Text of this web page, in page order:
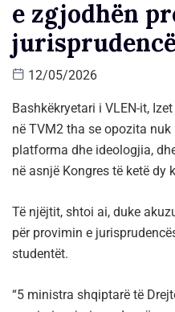
e zgjodhën
12/05/2026
Bashkëkryetari i VLEN-it,
në TVM2 tha se opozita
platforma dhe ideologjia,
në asnjë Kongres të ketë dy
Të njëjtit, shtoi ai, duke
për provimin e
studentët.
“5 ministra shqiptarë të